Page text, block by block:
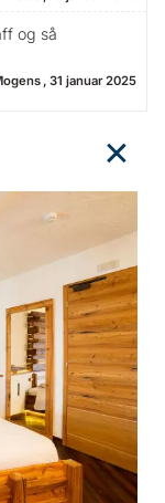
og så
31 januar 2025